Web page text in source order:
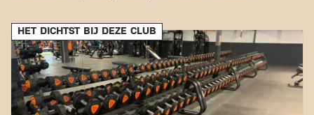
HET DICHTST BIJ DEZE CLUB